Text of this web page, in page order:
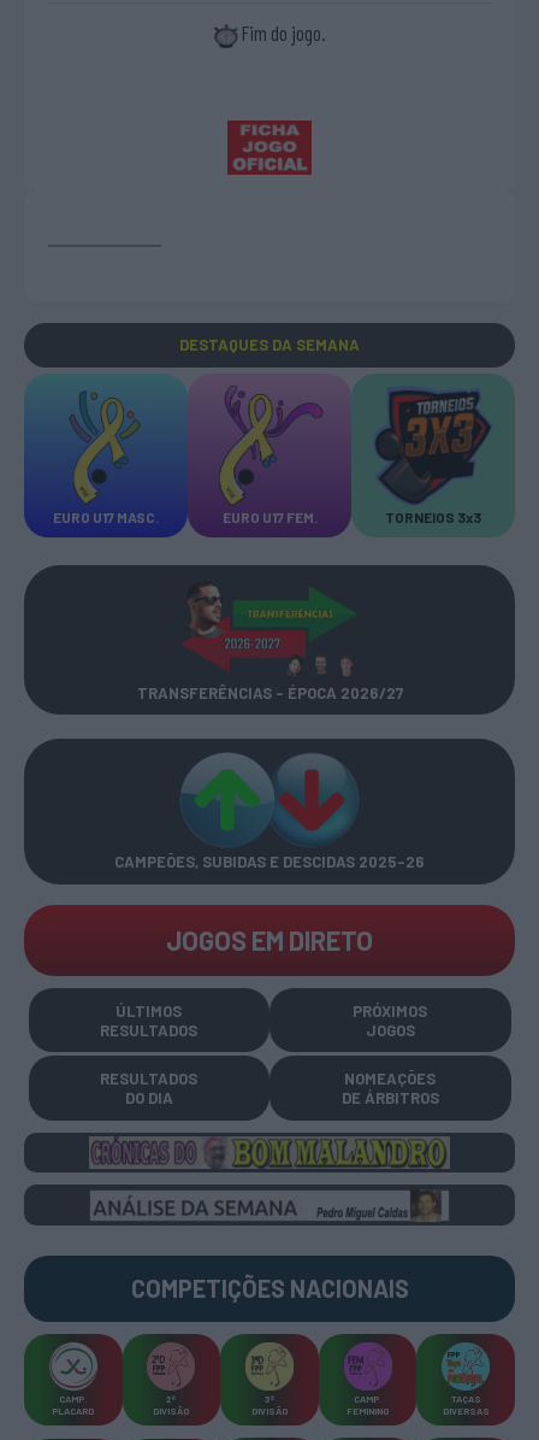
Fim do jogo.
DESTAQUES DA SEMANA
EURO U17 MASC. EURO U17 FEM. TORNEIOS 3x3
TRANSFERÊNCIAS - ÉPOCA 2026/27
CAMPEÕES, SUBIDAS E DESCIDAS 2025-26
JOGOS EM DIRETO
ÚLTIMOS
RESULTADOS
PRÓXIMOS
JOGOS
RESULTADOS
DO DIA
NOMEAÇÕES
DE ÁRBITROS
COMPETIÇÕES NACIONAIS
CAMP
PLACARD
2ª
DIVISÃO
3ª
DIVISÃO
CAMP
FEMININO
TAÇAS
DIVERSAS